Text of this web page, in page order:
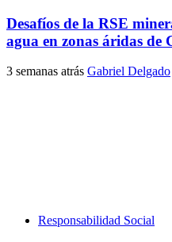
Desafíos de la RSE
agua en zonas áridas de
3 semanas atrás Gabriel Delgado
Responsabilidad Social